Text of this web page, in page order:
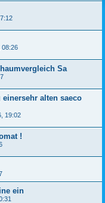
08:26
Sa
alten saeco
19:02
!
ein